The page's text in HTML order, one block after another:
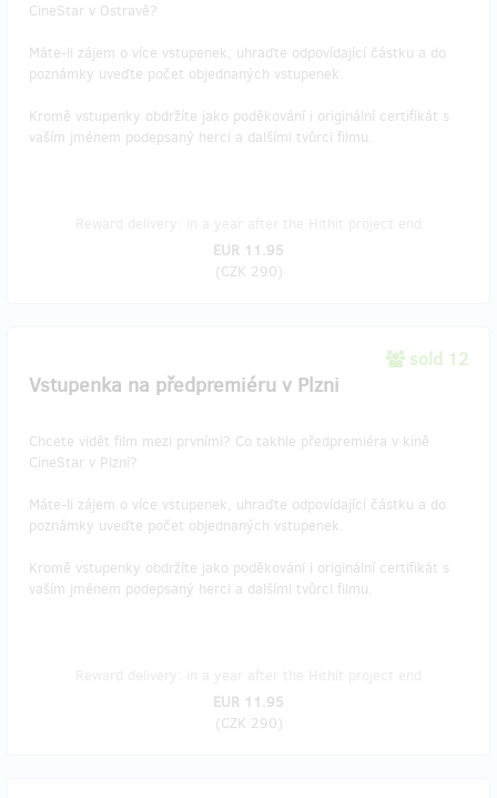
CineStar v Ostravě?
Máte-li zájem o více vstupenek, uhraďte odpovídající částku a do
poznámky uveďte počet objednaných vstupenek.
Kromě vstupenky obdržíte jako poděkování i originální certifikát s
vaším jménem podepsaný herci a dalšími tvůrci filmu.
EUR 11.95
(CZK 290)
sold 12
Vstupenka na předpremiéru v Plzni
Chcete vidět film mezi prvními? Co takhle předpremiéra v kině
CineStar v Plzni?
Máte-li zájem o více vstupenek, uhraďte odpovídající částku a do
poznámky uveďte počet objednaných vstupenek.
Kromě vstupenky obdržíte jako poděkování i originální certifikát s
vaším jménem podepsaný herci a dalšími tvůrci filmu.
EUR 11.95
(CZK 290)